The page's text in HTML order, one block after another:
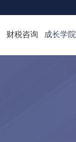
财税咨询 成长学院